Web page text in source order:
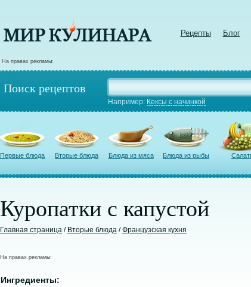
Рецепты Блог
На правах рекламы:
Поиск рецептов
Например: Кексы с начинкой
Первые блюда Вторые блюда Блюда из мяса Блюда из рыбы
Куропатки с капустой
Главная страница / Вторые блюда /Французская кухня
На правах рекламы:
Ингредиенты: